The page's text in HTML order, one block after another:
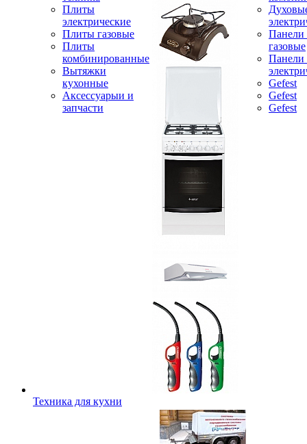
Плиты
электрические
Плиты газовые
Плиты
комбинированные
Вытяжки
кухонные
Аксессуарыи и
запчасти
Панели
газовые
Панели
Gefest
Gefest
Gefest
Техника для кухни